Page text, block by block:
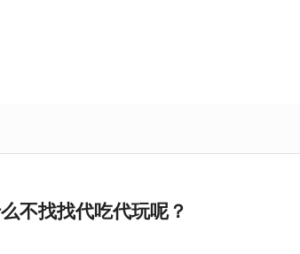
不找找代吃代玩呢？